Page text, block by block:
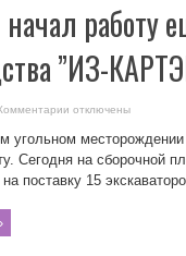
работу
”ИЗ-
Якутии
начал
работу
еще
один
отключены
угольном
Сегодня на сборочной
поставку 15